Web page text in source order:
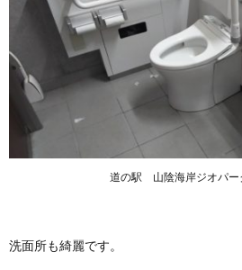
道の駅 山陰海岸ジオパー
洗面所も綺麗です。